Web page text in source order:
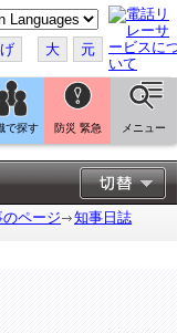
大 元
で探す 防災 緊急 メニュー
のページ 知事日誌